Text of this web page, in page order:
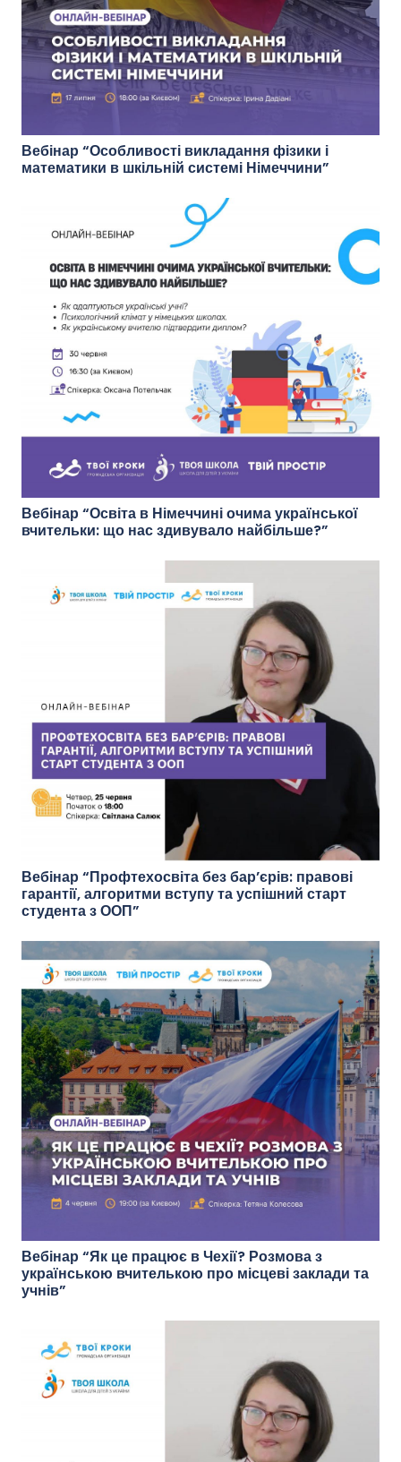
Вебінар “Особливості викладання фізики і
математики в шкільній системі Німеччини”
Вебінар “Освіта в Німеччині очима української
вчительки: що нас здивувало найбільше?”
Вебінар “Профтехосвіта без бар’єрів: правові
гарантії, алгоритми вступу та успішний старт
студента з ООП”
Вебінар “Як це працює в Чехії? Розмова з
українською вчителькою про місцеві заклади та
учнів”